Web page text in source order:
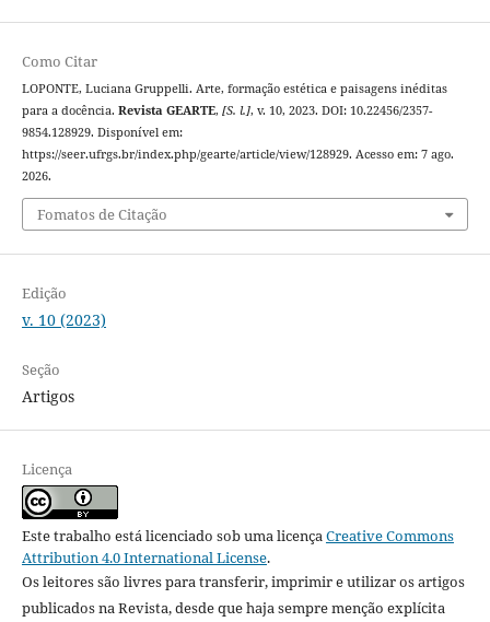
Como Citar
LOPONTE, Luciana Gruppelli. Arte, formação estética e paisagens inéditas
para a docência. Revista GEARTE, [S. l.], v. 10, 2023. DOI: 10.22456/2357-
9854.128929. Disponível em:
https://seer.ufrgs.br/index.php/gearte/article/view/128929. Acesso em: 7 ago.
2026.
Fomatos de Citação
Edição
v. 10 (2023)
Seção
Artigos
Licença
Este trabalho está licenciado sob uma licença Creative Commons
Attribution 4.0 International License.
Os leitores são livres para transferir, imprimir e utilizar os artigos
publicados na Revista, desde que haja sempre menção explícita